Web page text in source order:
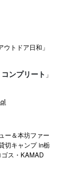
トドア日和」
ンプリート 」
ー＆本坊ファー
切キャンプ in栃
ス・KAMAD